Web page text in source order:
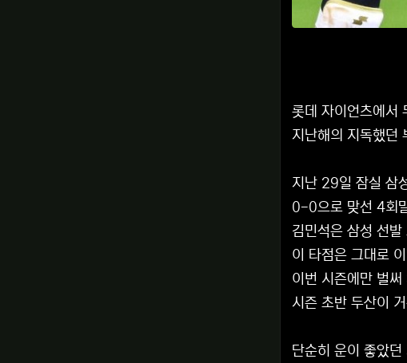
롯데 자이언츠에서
지난해의 지독했던
지난 29일 잠실 삼
0-0으로 맞선 4회
김민석은 삼성 선
이 타점은 그대로
이번 시즌에만 벌
시즌 초반 두산이
단순히 운이 좋았던